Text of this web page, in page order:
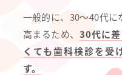
一般的に、30～40代
高まるため、 30代に
くても歯科検診を受
す。